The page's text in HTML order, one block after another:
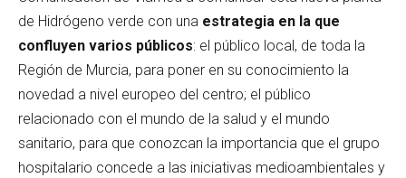
de Hidrógeno verde con una estrategia en la que
confluyen varios públicos: el público local, de toda la
Región de Murcia, para poner en su conocimiento la
novedad a nivel europeo del centro; el público
relacionado con el mundo de la salud y el mundo
sanitario, para que conozcan la importancia que el grupo
hospitalario concede a las iniciativas medioambientales y